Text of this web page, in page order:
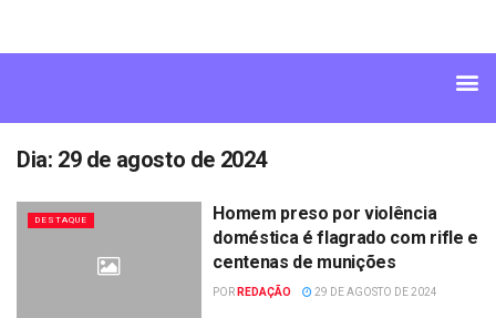
Dia: 29 de agosto de 2024
DESTAQUE
Homem preso por violência
doméstica é flagrado com rifle e
centenas de munições
POR REDAÇÃO 29 DE AGOSTO DE 2024